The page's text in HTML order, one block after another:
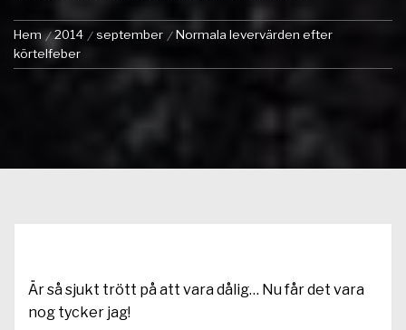
Hem 2014 september
Normala levervärden efter
körtelfeber
Är så sjukt trött på att vara dålig… Nu får det vara
nog tycker jag!